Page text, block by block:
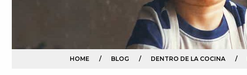
HOME / BLOG / DENTRO DE LA COCINA /